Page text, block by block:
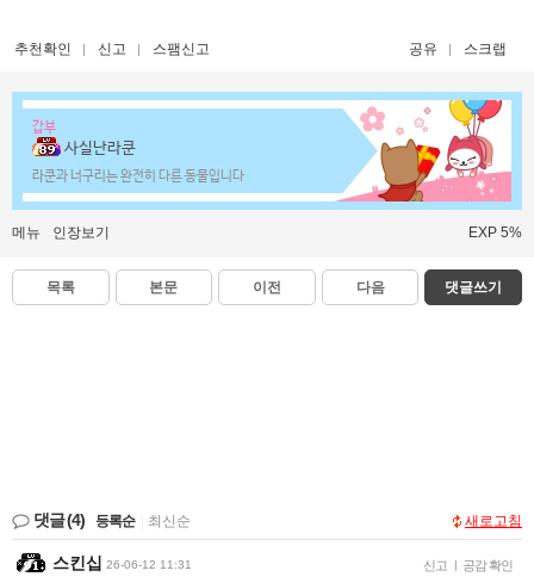
추천확인 신고 스팸신고 공유 스크랩
갑부
사실난라쿤
라쿤과 너구리는 완전히 다른 동물입니다
메뉴 인장보기 EXP 5%
목록 본문 이전 다음 댓글쓰기
댓글(4) 등록순 최신순 새로고침
스킨십 26-06-12 11:31 신고 | 공감 확인